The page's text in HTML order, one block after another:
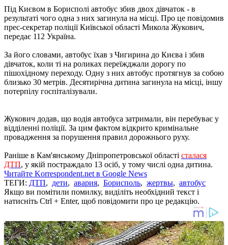
Під Києвом в Борисполі автобус збив двох дівчаток - в
результаті чого одна з них загинула на місці. Про це повідомив
прес-секретар поліції Київської області Микола Жукович,
передає 112 Україна.
За його словами, автобус їхав з Чигирина до Києва і збив
дівчаток, коли ті на роликах переїжджали дорогу по
пішохідному переходу. Одну з них автобус протягнув за собою
близько 30 метрів. Десятирічна дитина загинула на місці, іншу
потерпілу госпіталізували.
Жукович додав, що водія автобуса затримали, він перебуває у
відділенні поліції. За цим фактом відкрито кримінальне
провадження за порушення правил дорожнього руху.
Раніше в Кам'янському Дніпропетровської області сталася
ДТП, у якій постраждало 13 осіб, у тому числі одна дитина.
Читайте Korrespondent.net в Google News
ТЕГИ: ДТП, дети, авария, Борисполь, жертвы, автобус
Якщо ви помітили помилку, виділіть необхідний текст і
натисніть Ctrl + Enter, щоб повідомити про це редакцію.